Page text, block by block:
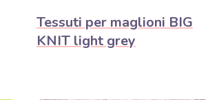
Tessuti per maglioni BIG
KNIT light grey